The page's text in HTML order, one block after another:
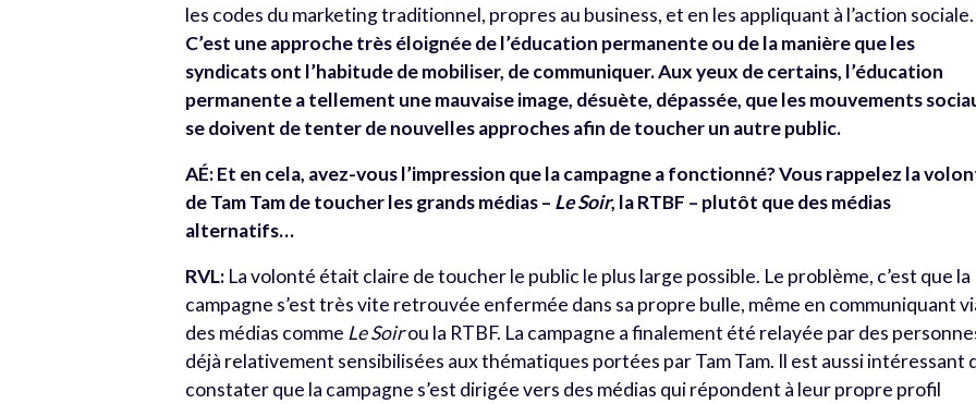
les codes du marketing traditionnel, propres au business, et en les appliquant à l’action sociale.
C’est une approche très éloignée de l’éducation permanente ou de la manière que les
syndicats ont l’habitude de mobiliser, de communiquer. Aux yeux de certains, l’éducation
permanente a tellement une mauvaise image, désuète, dépassée, que les mouvements
se doivent de tenter de nouvelles approches afin de toucher un autre public.
AÉ: Et en cela, avez-vous l’impression que la campagne a fonctionné? Vous rappelez la
de Tam Tam de toucher les grands médias – Le Soir, la RTBF – plutôt que des médias
alternatifs…
RVL: La volonté était claire de toucher le public le plus large possible. Le problème, c’est que la
campagne s’est très vite retrouvée enfermée dans sa propre bulle, même en communiquant
des médias comme Le Soirou la RTBF. La campagne a finalement été relayée par des
déjà relativement sensibilisées aux thématiques portées par Tam Tam. Il est aussi intéressant
constater que la campagne s’est dirigée vers des médias qui répondent à leur propre profil